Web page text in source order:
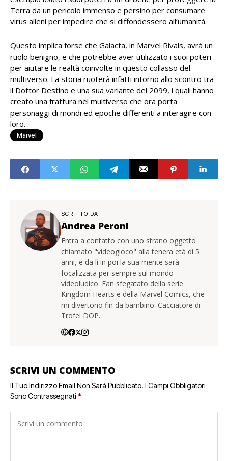
Terra da un pericolo immenso e persino per consumare
virus alieni per impedire che si diffondessero all’umanità.
Questo implica forse che Galacta, in Marvel Rivals, avrà un
ruolo benigno, e che potrebbe aver utilizzato i suoi poteri
per aiutare le realtà coinvolte in questo collasso del
multiverso. La storia ruoterà infatti intorno allo scontro tra
il Dottor Destino e una sua variante del 2099, i quali hanno
creato una frattura nel multiverso che ora porta
personaggi di mondi ed epoche differenti a interagire con
loro.
Marvel
SCRITTO DA
Andrea Peroni
Entra a contatto con uno strano oggetto
chiamato "videogioco" alla tenera età di 5
anni, e da lì in poi la sua mente sarà
focalizzata per sempre sul mondo
videoludico. Fan sfegatato della serie
Kingdom Hearts e della Marvel Comics, che
mi divertono fin da bambino. Cacciatore di
Trofei DOP.
SCRIVI UN COMMENTO
Il Tuo Indirizzo Email Non Sarà Pubblicato. I Campi Obbligatori
Sono Contrassegnati *